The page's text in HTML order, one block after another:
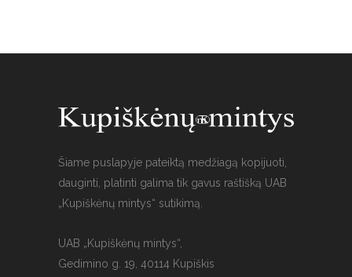
Šiame puslapyje pateiktą medžiagą kopijuoti,
dauginti, platinti galima tik gavus raštišką UAB
„Kupiškėnų mintys“ sutikimą.
UAB „Kupiškėnų mintys“,
Gedimino g. 19, 40114 Kupiškis